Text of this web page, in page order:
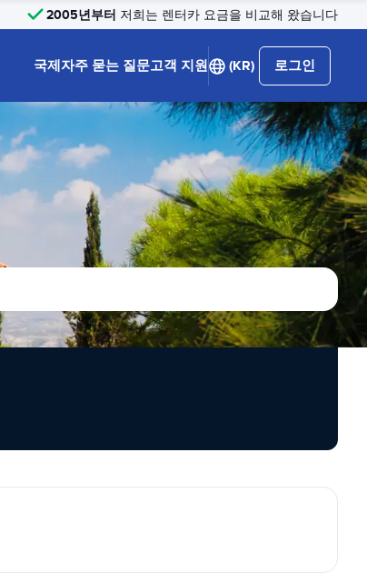
2005년부터 저희는 렌터카 요금을 비교해 왔습니다
국제자주 묻는 질문고객 지원 (KR) 로그인